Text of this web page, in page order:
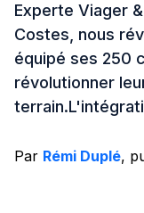
Experte Viager
Costes, nous
équipé ses 250
révolutionner
Par Rémi Duplé,